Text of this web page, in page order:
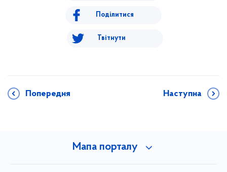
Поділитися
Твітнути
Попередня Наступна
Мапа порталу